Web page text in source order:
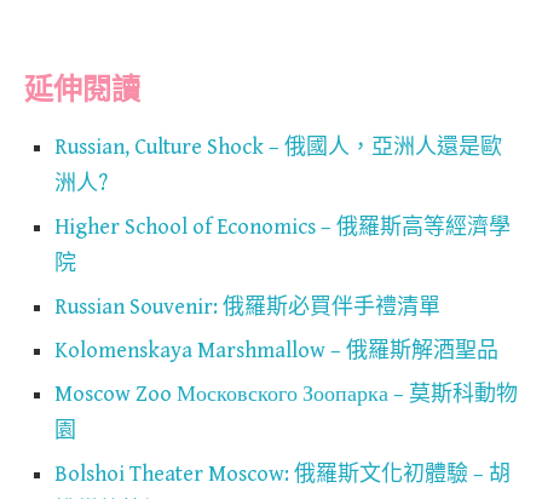
延伸閱讀
Russian, Culture Shock – 俄國人，亞洲人還是歐
洲人?
Higher School of Economics – 俄羅斯高等經濟學
院
Russian Souvenir: 俄羅斯必買伴手禮清單
Kolomenskaya Marshmallow – 俄羅斯解酒聖品
Moscow Zoo Московского Зоопарка – 莫斯科動物
園
Bolshoi Theater Moscow: 俄羅斯文化初體驗 – 胡